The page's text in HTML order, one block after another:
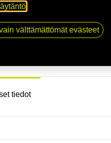
tiedot
.
välttämättömät evästeet